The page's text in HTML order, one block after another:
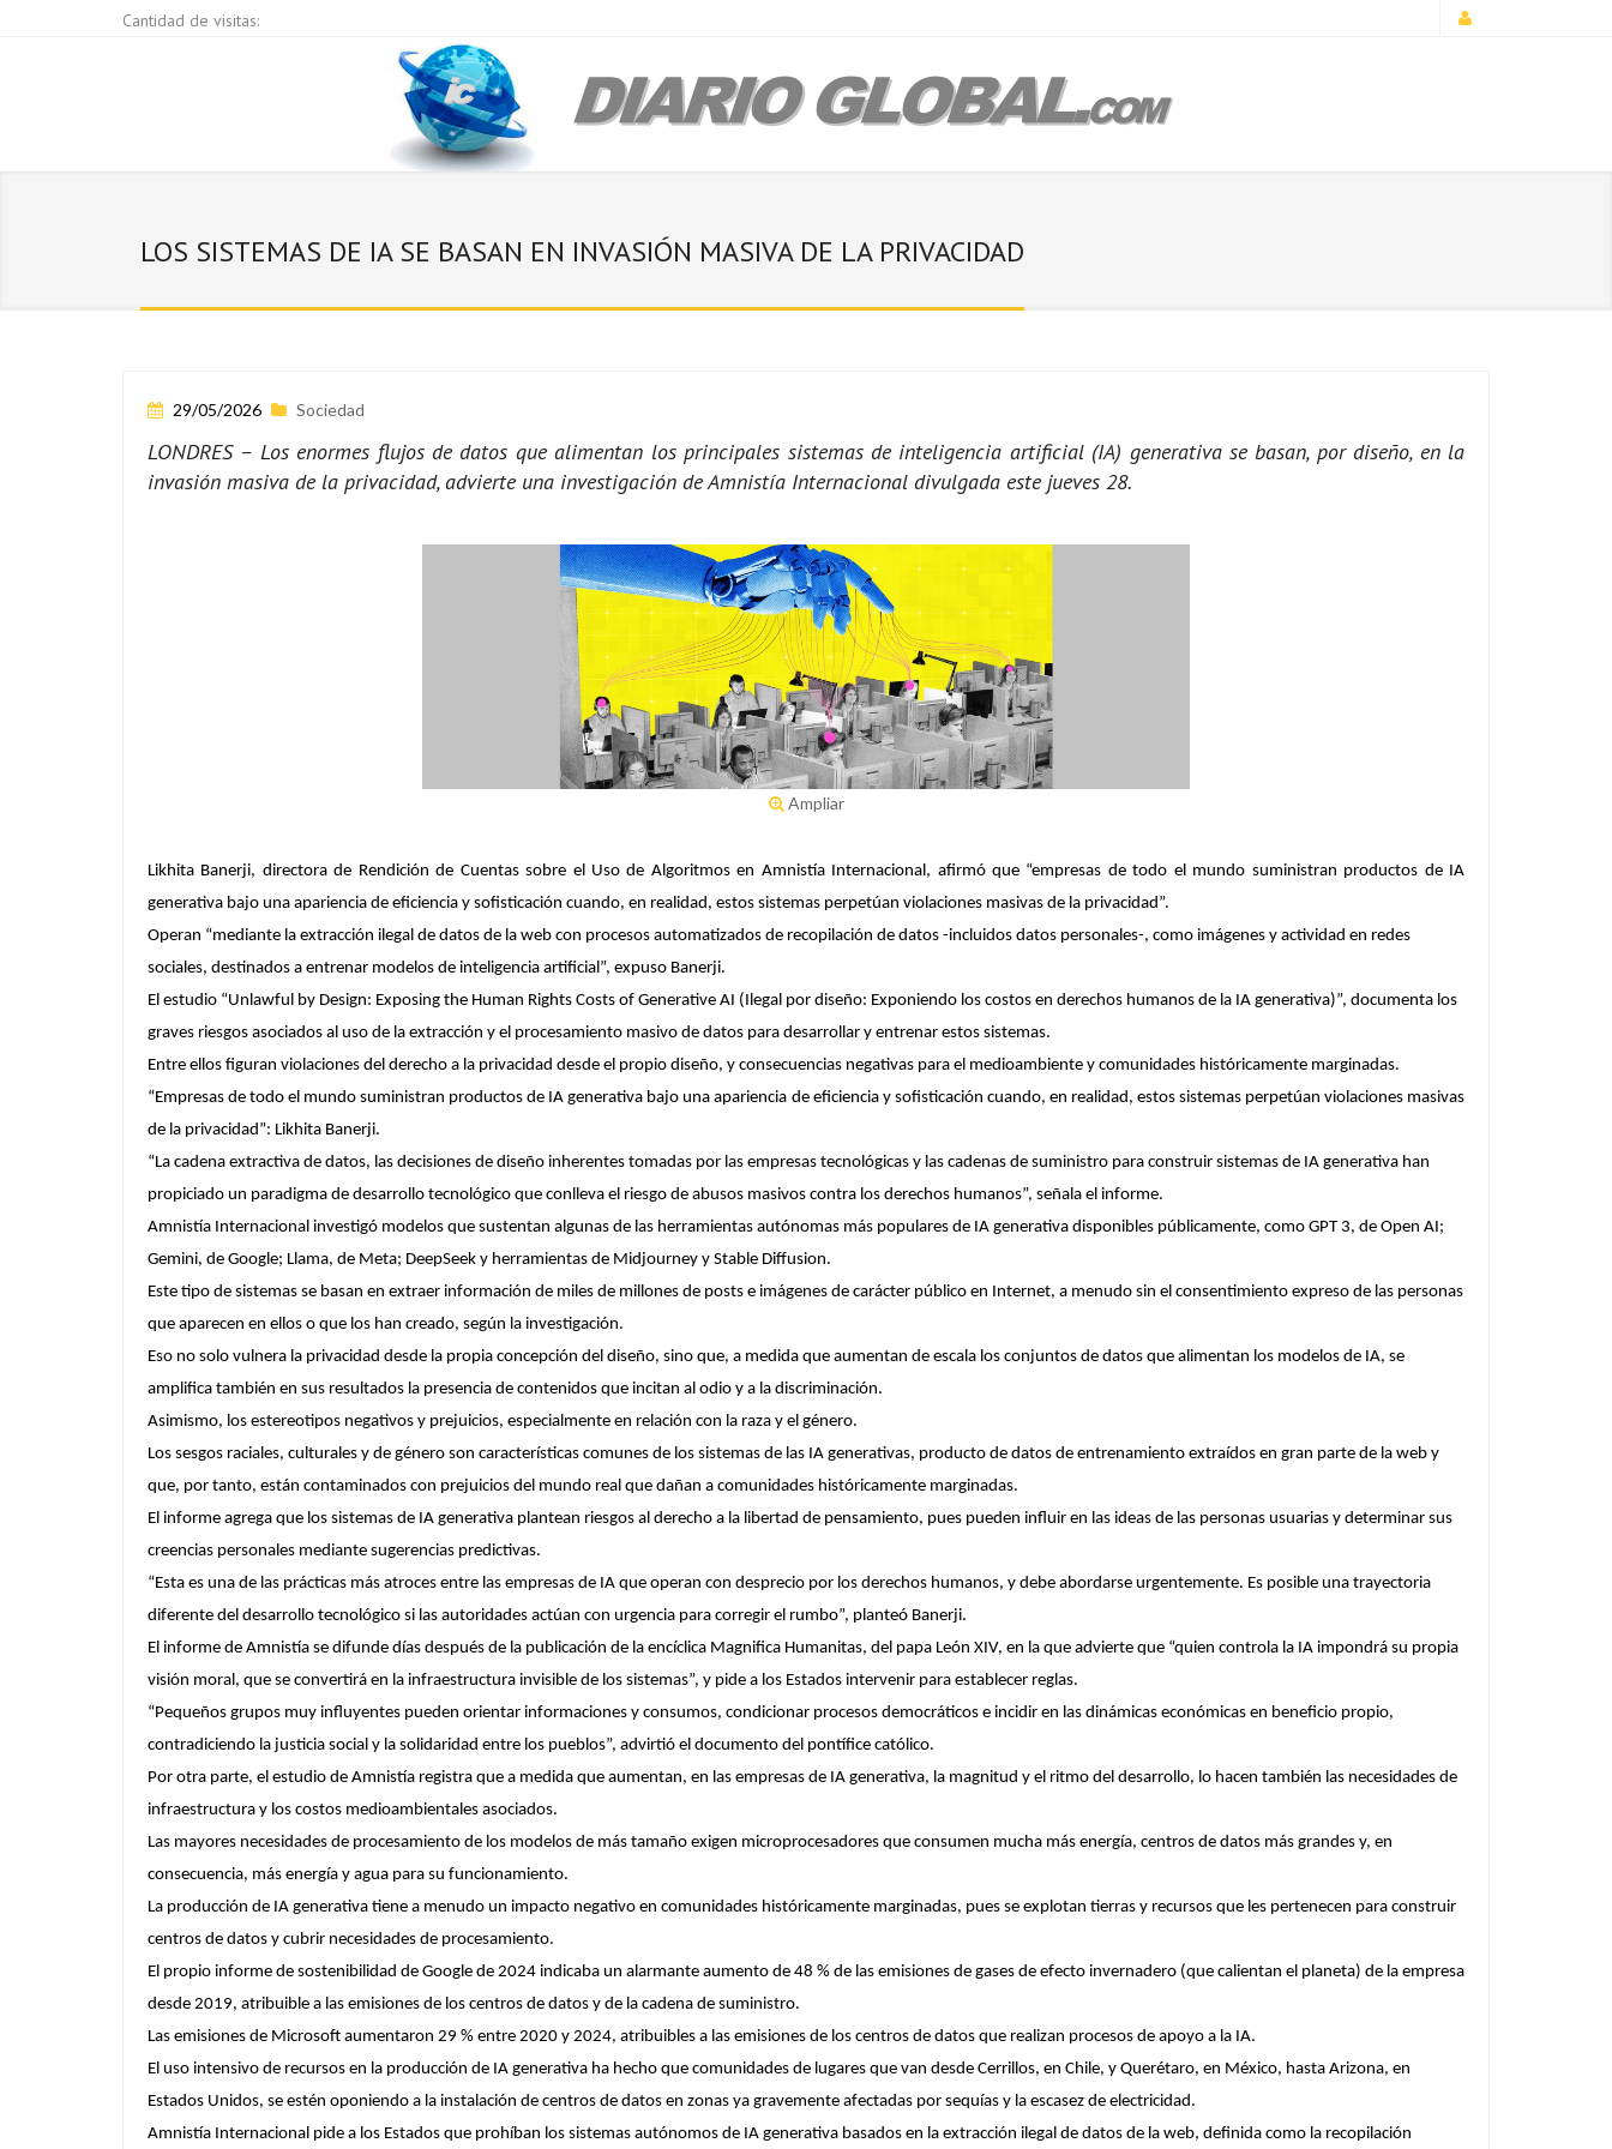
Cantidad de visitas:
LOS SISTEMAS DE IA SE BASAN EN INVASIÓN MASIVA DE LA PRIVACIDAD
29/05/2026 Sociedad
LONDRES – Los enormes flujos de datos que alimentan los principales sistemas de inteligencia artificial (IA) generativa se basan, por diseño, en la
invasión masiva de la privacidad, advierte una investigación de Amnistía Internacional divulgada este jueves 28.
Ampliar
Likhita Banerji, directora de Rendición de Cuentas sobre el Uso de Algoritmos en Amnistía Internacional, afirmó que “empresas de todo el mundo suministran productos de IA
generativa bajo una apariencia de eficiencia y sofisticación cuando, en realidad, estos sistemas perpetúan violaciones masivas de la privacidad”.
Operan “mediante la extracción ilegal de datos de la web con procesos automatizados de recopilación de datos -incluidos datos personales-, como imágenes y actividad en redes
sociales, destinados a entrenar modelos de inteligencia artificial”, expuso Banerji.
El estudio “Unlawful by Design: Exposing the Human Rights Costs of Generative AI (Ilegal por diseño: Exponiendo los costos en derechos humanos de la IA generativa)”, documenta los
graves riesgos asociados al uso de la extracción y el procesamiento masivo de datos para desarrollar y entrenar estos sistemas.
Entre ellos figuran violaciones del derecho a la privacidad desde el propio diseño, y consecuencias negativas para el medioambiente y comunidades históricamente marginadas.
“Empresas de todo el mundo suministran productos de IA generativa bajo una apariencia de eficiencia y sofisticación cuando, en realidad, estos sistemas perpetúan violaciones masivas
de la privacidad”: Likhita Banerji.
“La cadena extractiva de datos, las decisiones de diseño inherentes tomadas por las empresas tecnológicas y las cadenas de suministro para construir sistemas de IA generativa han
propiciado un paradigma de desarrollo tecnológico que conlleva el riesgo de abusos masivos contra los derechos humanos”, señala el informe.
Amnistía Internacional investigó modelos que sustentan algunas de las herramientas autónomas más populares de IA generativa disponibles públicamente, como GPT 3, de Open AI;
Gemini, de Google; Llama, de Meta; DeepSeek y herramientas de Midjourney y Stable Diffusion.
Este tipo de sistemas se basan en extraer información de miles de millones de posts e imágenes de carácter público en Internet, a menudo sin el consentimiento expreso de las personas
que aparecen en ellos o que los han creado, según la investigación.
Eso no solo vulnera la privacidad desde la propia concepción del diseño, sino que, a medida que aumentan de escala los conjuntos de datos que alimentan los modelos de IA, se
amplifica también en sus resultados la presencia de contenidos que incitan al odio y a la discriminación.
Asimismo, los estereotipos negativos y prejuicios, especialmente en relación con la raza y el género.
Los sesgos raciales, culturales y de género son características comunes de los sistemas de las IA generativas, producto de datos de entrenamiento extraídos en gran parte de la web y
que, por tanto, están contaminados con prejuicios del mundo real que dañan a comunidades históricamente marginadas.
El informe agrega que los sistemas de IA generativa plantean riesgos al derecho a la libertad de pensamiento, pues pueden influir en las ideas de las personas usuarias y determinar sus
creencias personales mediante sugerencias predictivas.
“Esta es una de las prácticas más atroces entre las empresas de IA que operan con desprecio por los derechos humanos, y debe abordarse urgentemente. Es posible una trayectoria
diferente del desarrollo tecnológico si las autoridades actúan con urgencia para corregir el rumbo”, planteó Banerji.
El informe de Amnistía se difunde días después de la publicación de la encíclica Magnifica Humanitas, del papa León XIV, en la que advierte que “quien controla la IA impondrá su propia
visión moral, que se convertirá en la infraestructura invisible de los sistemas”, y pide a los Estados intervenir para establecer reglas.
“Pequeños grupos muy influyentes pueden orientar informaciones y consumos, condicionar procesos democráticos e incidir en las dinámicas económicas en beneficio propio,
contradiciendo la justicia social y la solidaridad entre los pueblos”, advirtió el documento del pontífice católico.
Por otra parte, el estudio de Amnistía registra que a medida que aumentan, en las empresas de IA generativa, la magnitud y el ritmo del desarrollo, lo hacen también las necesidades de
infraestructura y los costos medioambientales asociados.
Las mayores necesidades de procesamiento de los modelos de más tamaño exigen microprocesadores que consumen mucha más energía, centros de datos más grandes y, en
consecuencia, más energía y agua para su funcionamiento.
La producción de IA generativa tiene a menudo un impacto negativo en comunidades históricamente marginadas, pues se explotan tierras y recursos que les pertenecen para construir
centros de datos y cubrir necesidades de procesamiento.
El propio informe de sostenibilidad de Google de 2024 indicaba un alarmante aumento de 48 % de las emisiones de gases de efecto invernadero (que calientan el planeta) de la empresa
desde 2019, atribuible a las emisiones de los centros de datos y de la cadena de suministro.
Las emisiones de Microsoft aumentaron 29 % entre 2020 y 2024, atribuibles a las emisiones de los centros de datos que realizan procesos de apoyo a la IA.
El uso intensivo de recursos en la producción de IA generativa ha hecho que comunidades de lugares que van desde Cerrillos, en Chile, y Querétaro, en México, hasta Arizona, en
Estados Unidos, se estén oponiendo a la instalación de centros de datos en zonas ya gravemente afectadas por sequías y la escasez de electricidad.
Amnistía Internacional pide a los Estados que prohíban los sistemas autónomos de IA generativa basados en la extracción ilegal de datos de la web, definida como la recopilación